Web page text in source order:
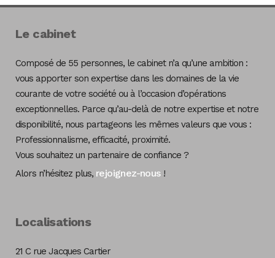
Le cabinet
Composé de 55 personnes, le cabinet n’a qu’une ambition :
vous apporter son expertise dans les domaines de la vie
courante de votre société ou à l’occasion d’opérations
exceptionnelles. Parce qu’au-delà de notre expertise et notre
disponibilité, nous partageons les mêmes valeurs que vous :
Professionnalisme, efficacité, proximité.
Vous souhaitez un partenaire de confiance ?
Alors n’hésitez plus, rejoignez-nous!
Localisations
21 C rue Jacques Cartier